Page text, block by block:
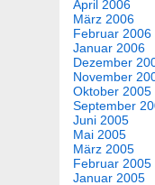
April 2006
März 2006
Februar 2006
Januar 2006
Dezember
November
Oktober 2005
September
Juni 2005
Mai 2005
März 2005
Februar 2005
Januar 2005